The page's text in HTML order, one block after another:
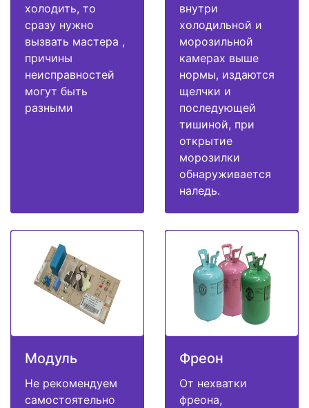
холодить, то
сразу нужно
вызвать мастера ,
причины
неисправностей
могут быть
разными
внутри
холодильной и
морозильной
камерах выше
нормы, издаются
щелчки и
последующей
тишиной, при
открытие
морозилки
обнаруживается
наледь.
Модуль
Не рекомендуем
самостоятельно
Фреон
От нехватки
фреона,